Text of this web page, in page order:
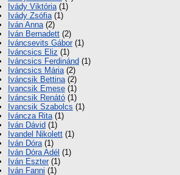
Ivády Viktória(1)
Ivády Zsófia(1)
Iván Anna(2)
Iván Bernadett (2)
Iváncsevits Gábor(1)
Iváncsics Eliz (1)
Iváncsics Ferdinánd (1)
Iváncsics Mária(2)
Iváncsik Bettina(2)
Ivancsik Emese (1)
Iváncsik Renátó (1)
Ivancsik Szabolcs (1)
Iváncza Rita(1)
Iván Dávid (1)
Ivandel Nikolett (1)
Iván Dóra(1)
Iván Dóra Adél (1)
Iván Eszter(1)
Iván Fanni (1)